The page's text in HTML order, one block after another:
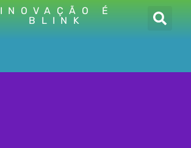
INOVAÇÃO É
BLINK